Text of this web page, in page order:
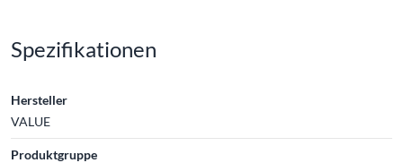
Spezifikationen
Hersteller
VALUE
Produktgruppe